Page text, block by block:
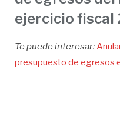
ejercicio fiscal
Te puede interesar:
presupuesto de egresos